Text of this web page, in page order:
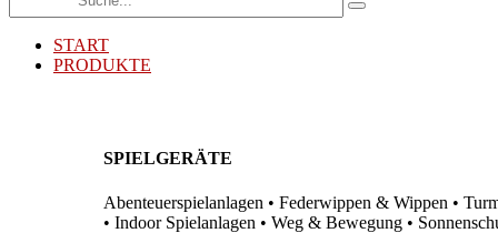
START
PRODUKTE
SPIELGERÄTE
Abenteuerspielanlagen • Federwippen & Wippen •
• Indoor Spielanlagen • Weg & Bewegung •